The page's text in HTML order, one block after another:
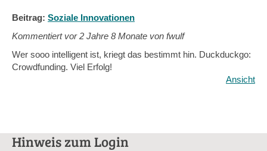
Beitrag: Soziale Innovationen
Kommentiert vor2 Jahre 8 Monate von fwulf
Wer sooo intelligent ist, kriegt das bestimmt hin. Duckduckgo:
Crowdfunding. Viel Erfolg!
Ansicht
Hinweis zum Login